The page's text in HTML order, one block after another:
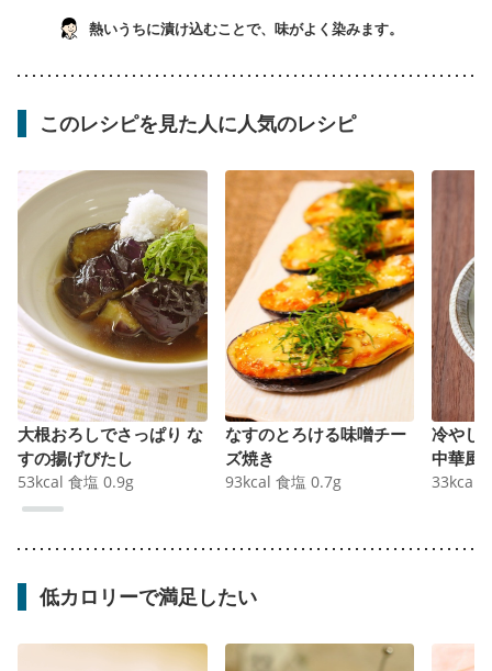
熱いうちに漬け込むことで、味がよく染みます。
このレシピを見た人に人気のレシピ
大根おろしでさっぱり な
すの揚げびたし
53kcal 食塩 0.9g
なすのとろける味噌チー
ズ焼き
93kcal 食塩 0.7g
冷やし
中華風
33kcal
低カロリーで満足したい